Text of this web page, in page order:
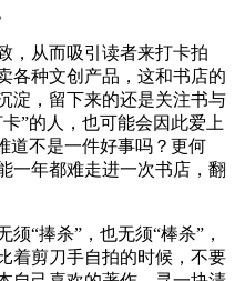
从而吸引读者来打卡拍
各种文创产品，这和书店的
淀，留下来的还是关注书与
”的人，也可能会因此爱上
道不是一件好事吗？更何
一年都难走进一次书店，翻
“捧杀”，也无须“棒杀”，
着剪刀手自拍的时候，不要